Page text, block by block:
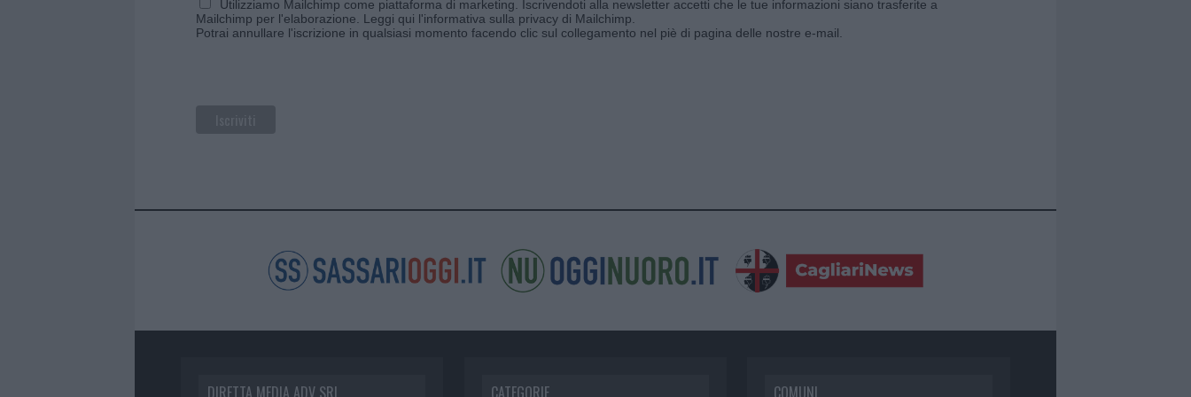
Utilizziamo Mailchimp come piattaforma di marketing. Iscrivendoti alla newsletter accetti che le tue informazioni siano trasferite a
Mailchimp per l'elaborazione. Leggi qui l'informativa sulla privacy di Mailchimp
Potrai annullare l'iscrizione in qualsiasi momento facendo clic sul collegamento nel piè di pagina delle nostre e-mail.
DIRETTA MEDIA ADV SRL CATEGORIE COMUNI